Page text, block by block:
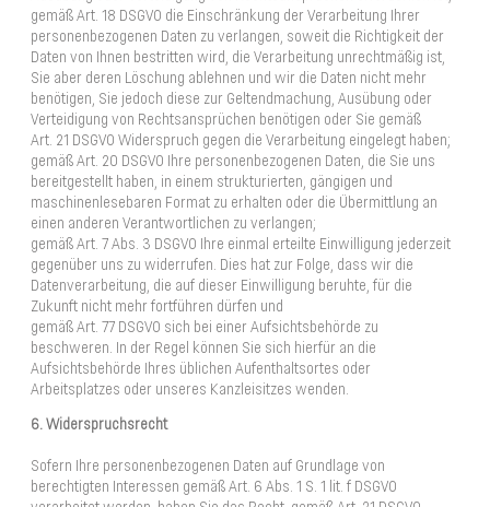
gemäß Art. 18 DSGVO die Einschränkung der Verarbeitung Ihrer
personenbezogenen Daten zu verlangen, soweit die Richtigkeit der
Daten von Ihnen bestritten wird, die Verarbeitung unrechtmäßig ist,
Sie aber deren Löschung ablehnen und wir die Daten nicht mehr
benötigen, Sie jedoch diese zur Geltendmachung, Ausübung oder
Verteidigung von Rechtsansprüchen benötigen oder Sie gemäß
Art. 21 DSGVO Widerspruch gegen die Verarbeitung eingelegt haben;
gemäß Art. 20 DSGVO Ihre personenbezogenen Daten, die Sie uns
bereitgestellt haben, in einem strukturierten, gängigen und
maschinenlesebaren Format zu erhalten oder die Übermittlung an
einen anderen Verantwortlichen zu verlangen;
gemäß Art. 7 Abs. 3 DSGVO Ihre einmal erteilte Einwilligung jederzeit
gegenüber uns zu widerrufen. Dies hat zur Folge, dass wir die
Datenverarbeitung, die auf dieser Einwilligung beruhte, für die
Zukunft nicht mehr fortführen dürfen und
gemäß Art. 77 DSGVO sich bei einer Aufsichtsbehörde zu
beschweren. In der Regel können Sie sich hierfür an die
Aufsichtsbehörde Ihres üblichen Aufenthaltsortes oder
Arbeitsplatzes oder unseres Kanzleisitzes wenden.
6. Widerspruchsrecht
Sofern Ihre personenbezogenen Daten auf Grundlage von
berechtigten Interessen gemäß Art. 6 Abs. 1 S. 1 lit. f DSGVO